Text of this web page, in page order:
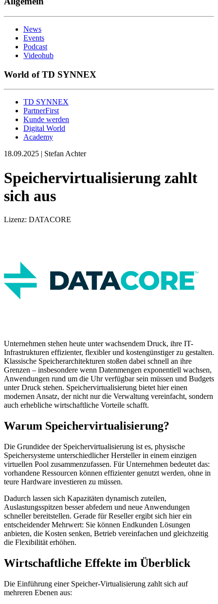
News
Events
Podcast
Videohub
World of TD SYNNEX
TD SYNNEX
PartnerFirst
Kunde werden
Digital World
Academy
18.09.2025 | Stefan Achter
Speichervirtualisierung zahlt
sich aus
Lizenz: DATACORE
Unternehmen stehen heute unter wachsendem Druck, ihre IT-
Infrastrukturen effizienter, flexibler und kostengünstiger zu gestalten.
Klassische Speicherarchitekturen stoßen dabei schnell an ihre
Grenzen – insbesondere wenn Datenmengen exponentiell wachsen,
Anwendungen rund um die Uhr verfügbar sein müssen und Budgets
unter Druck stehen. Speichervirtualisierung bietet hier einen
modernen Ansatz, der nicht nur die Verwaltung vereinfacht, sondern
auch erhebliche wirtschaftliche Vorteile schafft.
Warum Speichervirtualisierung?
Die Grundidee der Speichervirtualisierung ist es, physische
Speichersysteme unterschiedlicher Hersteller in einem einzigen
virtuellen Pool zusammenzufassen. Für Unternehmen bedeutet das:
vorhandene Ressourcen können effizienter genutzt werden, ohne in
teure Hardware investieren zu müssen.
Dadurch lassen sich Kapazitäten dynamisch zuteilen,
Auslastungsspitzen besser abfedern und neue Anwendungen
schneller bereitstellen. Gerade für Reseller ergibt sich hier ein
entscheidender Mehrwert: Sie können Endkunden Lösungen
anbieten, die Kosten senken, Betrieb vereinfachen und gleichzeitig
die Flexibilität erhöhen.
Wirtschaftliche Effekte im Überblick
Die Einführung einer Speicher-Virtualisierung zahlt sich auf
mehreren Ebenen aus: